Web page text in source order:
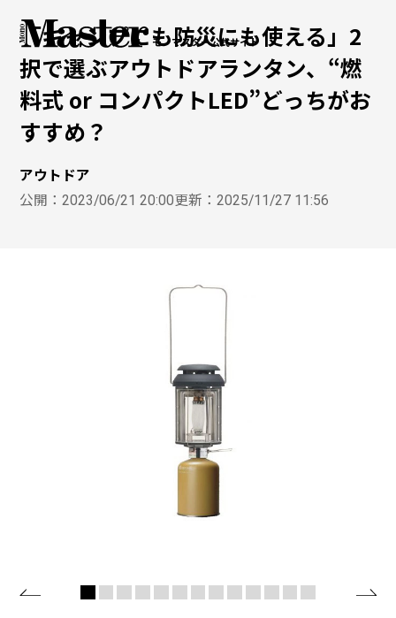
モノマスター公式サイト
「キャンプにも防災にも使える」2
択で選ぶアウトドアランタン、“燃
料式 or コンパクトLED”どっちがお
すすめ？
アウトドア
公開：2023/06/21 20:00更新：2025/11/27 11:56